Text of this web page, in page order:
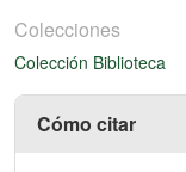
Colecciones
Colección Biblioteca
Cómo citar